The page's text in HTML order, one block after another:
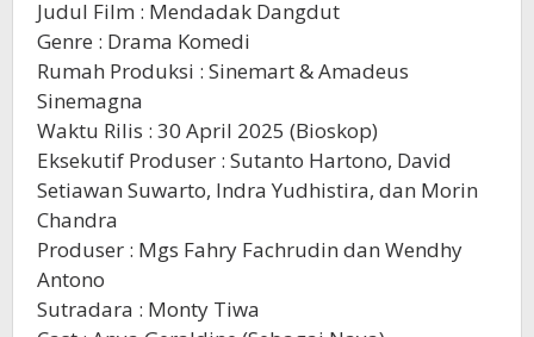
Judul Film : Mendadak Dangdut
Genre : Drama Komedi
Rumah Produksi : Sinemart & Amadeus
Sinemagna
Waktu Rilis : 30 April 2025 (Bioskop)
Eksekutif Produser : Sutanto Hartono, David
Setiawan Suwarto, Indra Yudhistira, dan Morin
Chandra
Produser : Mgs Fahry Fachrudin dan Wendhy
Antono
Sutradara : Monty Tiwa